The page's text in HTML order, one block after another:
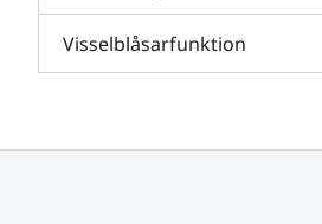
Visselblåsarfunktion